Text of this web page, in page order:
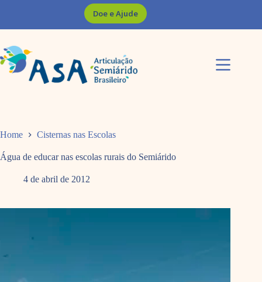
Doe e Ajude
Home Cisternas nas Escolas
Água de educar nas escolas rurais do Semiárido
4 de abril de 2012